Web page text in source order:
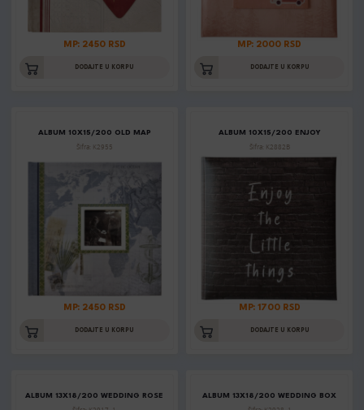
MP: 2450 RSD
DODAJTE U KORPU
MP: 2000 RSD
DODAJTE U KORPU
ALBUM 10X15/200 OLD MAP
Šifra: K2955
MP: 2450 RSD
DODAJTE U KORPU
ALBUM 10X15/200 ENJOY
Šifra: K2882B
MP: 1700 RSD
DODAJTE U KORPU
ALBUM 13X18/200 WEDDING ROSE ALBUM 13X18/200 WEDDING BOX